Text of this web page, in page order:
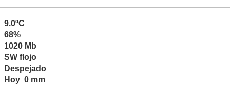
9.0ºC
68%
1020 Mb
SW flojo
Despejado
Hoy 0 mm